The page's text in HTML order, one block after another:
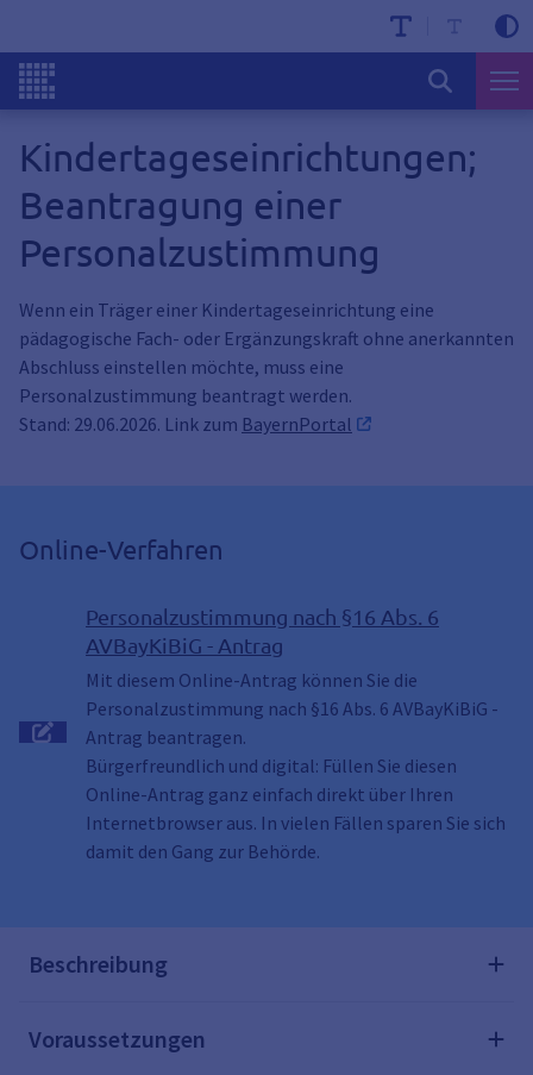
Kindertageseinrichtungen;
Beantragung einer
Personalzustimmung
Wenn ein Träger einer Kindertageseinrichtung eine
pädagogische Fach- oder Ergänzungskraft ohne anerkannten
Abschluss einstellen möchte, muss eine
Personalzustimmung beantragt werden.
Stand: 29.06.2026. Link zum BayernPortal
Online-Verfahren
Personalzustimmung nach §16 Abs. 6
AVBayKiBiG - Antrag
Mit diesem Online-Antrag können Sie die
Personalzustimmung nach §16 Abs. 6 AVBayKiBiG -
Antrag beantragen.
Bürgerfreundlich und digital: Füllen Sie diesen
Online-Antrag ganz einfach direkt über Ihren
Internetbrowser aus. In vielen Fällen sparen Sie sich
damit den Gang zur Behörde.
Beschreibung
Voraussetzungen